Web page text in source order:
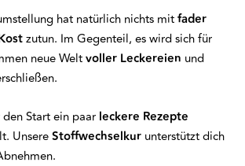
hat natürlich nichts mitfader
zutun. Im Gegenteil, es wird sich für
neue Weltvoller Leckereien und
Start ein paar leckere Rezepte
UnsereStoffwechselkur unterstützt dich